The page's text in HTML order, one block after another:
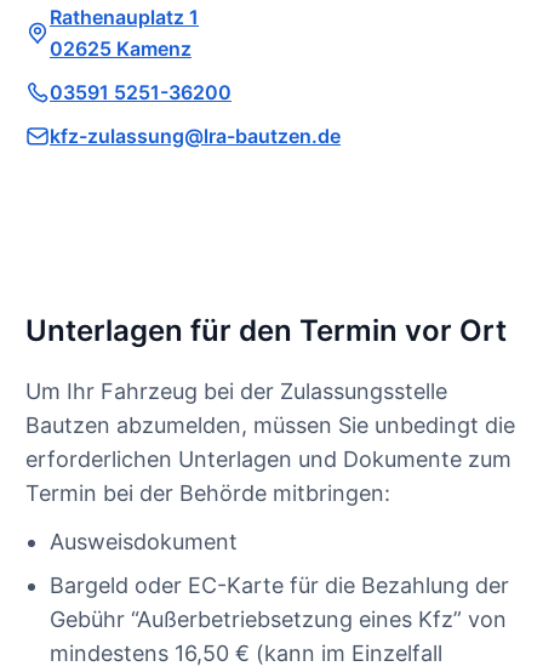
Rathenauplatz 1
02625 Kamenz
03591 5251-36200
kfz-zulassung@lra-bautzen.de
Unterlagen für den Termin vor Ort
Um Ihr Fahrzeug bei der Zulassungsstelle
Bautzen abzumelden, müssen Sie unbedingt die
erforderlichen Unterlagen und Dokumente zum
Termin bei der Behörde mitbringen:
Ausweisdokument
Bargeld oder EC-Karte für die Bezahlung der
Gebühr “Außerbetriebsetzung eines Kfz” von
mindestens 16,50 € (kann im Einzelfall